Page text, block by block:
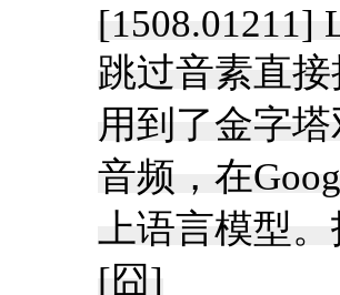
[1508.01211]
跳过音素直
用到了金字
音频，在
上语言模型
[囧]